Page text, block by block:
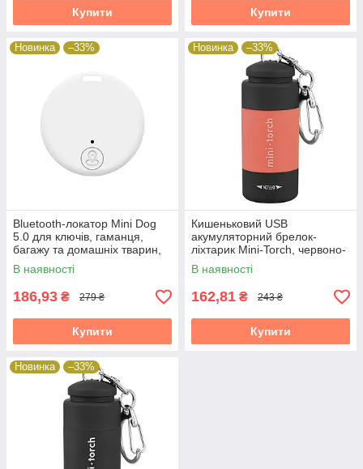
Купити Купити
Новинка –33%
Bluetooth-локатор Mini Dog
5.0 для ключів, гаманця,
багажу та домашніх тварин,
білий
В наявності
186,93 ₴ 279 ₴
Купити
Новинка –33%
Кишеньковий USB
акумуляторний брелок-
ліхтарик Mini-Torch, червоно-
чорний
В наявності
162,81 ₴ 243 ₴
Купити
Новинка –33%